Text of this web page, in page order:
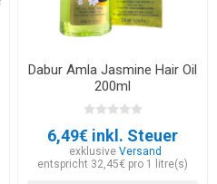
Dabur Amla Jasmine Hair Oil
200ml
6,49€ inkl. Steuer
exklusive Versand
entspricht 32,45€ pro 1 litre(s)